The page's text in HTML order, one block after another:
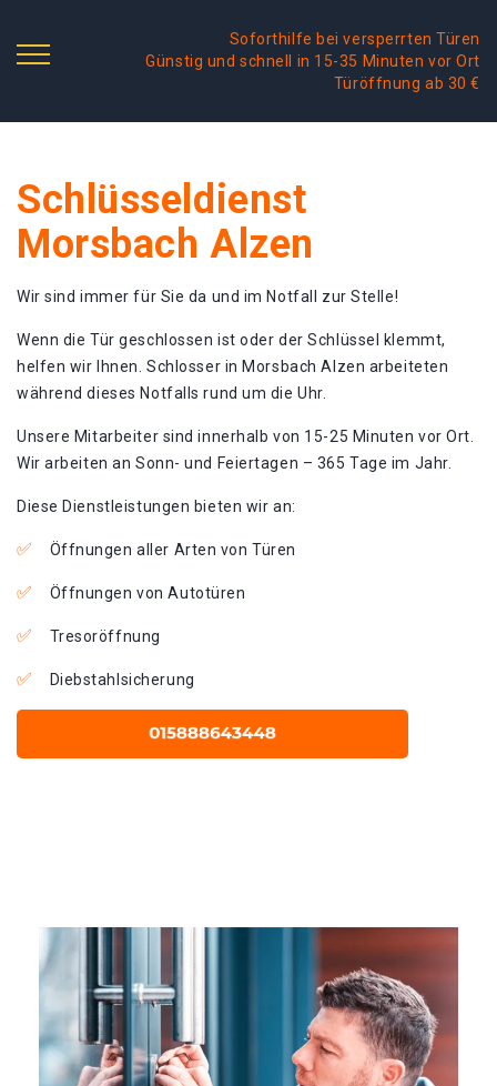
Soforthilfe bei versperrten Türen
Günstig und schnell in 15-35 Minuten vor Ort
Türöffnung ab 30 €
Schlüsseldienst
Morsbach Alzen
Wir sind immer für Sie da und im Notfall zur Stelle!
Wenn die Tür geschlossen ist oder der Schlüssel klemmt,
helfen wir Ihnen. Schlosser in Morsbach Alzen arbeiteten
während dieses Notfalls rund um die Uhr.
Unsere Mitarbeiter sind innerhalb von 15-25 Minuten vor Ort.
Wir arbeiten an Sonn- und Feiertagen – 365 Tage im Jahr.
Diese Dienstleistungen bieten wir an:
Öffnungen aller Arten von Türen
Öffnungen von Autotüren
Tresoröffnung
Diebstahlsicherung